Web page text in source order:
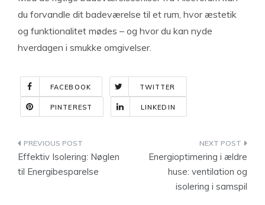
du forvandle dit badeværelse til et rum, hvor æstetik
og funktionalitet mødes – og hvor du kan nyde
hverdagen i smukke omgivelser.
FACEBOOK TWITTER
PINTEREST LINKEDIN
Indlægsnavigation
Effektiv Isolering: Nøglen
til Energibesparelse
Energioptimering i ældre
huse: ventilation og
isolering i samspil